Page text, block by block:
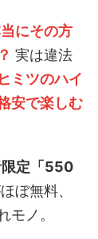
にその方
実は違法
ミツのハイ
安で楽しむ
限定「550
ぼ無料、
モノ。